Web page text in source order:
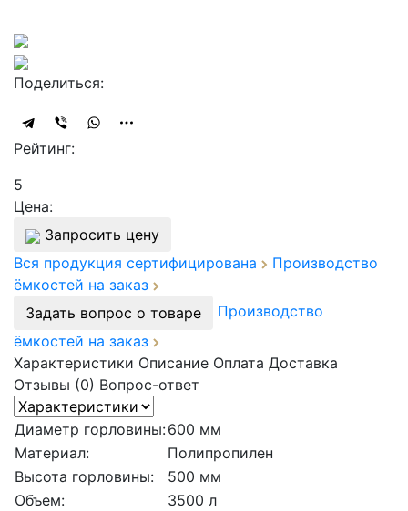
Поделиться:
Рейтинг:
5
Цена:
Запросить цену
Вся продукция сертифицирована
Производство
ёмкостей на заказ
Задать вопрос о товаре
Производство
ёмкостей на заказ
Характеристики Описание Оплата Доставка
Отзывы (0) Вопрос-ответ
Диаметр горловины:600 мм
Материал:
Полипропилен
Высота горловины:
500 мм
Объем:
3500 л